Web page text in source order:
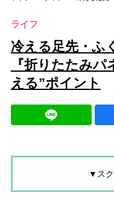
ライフ
冷える足先・ふ
『折りたたみ
える”ポイント
▼ス